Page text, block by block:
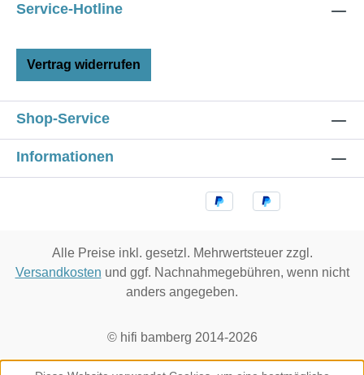
Service-Hotline
Vertrag widerrufen
Shop-Service
Informationen
Alle Preise inkl. gesetzl. Mehrwertsteuer zzgl.
Versandkosten und ggf. Nachnahmegebühren, wenn nicht
anders angegeben.
© hifi bamberg 2014-2026